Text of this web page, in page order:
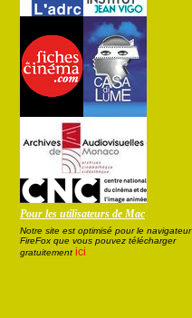
Pour les utilisateurs de Mac
Notre site est optimisé pour le navigateur
FireFox que vous pouvez télécharger
gratuitement ici